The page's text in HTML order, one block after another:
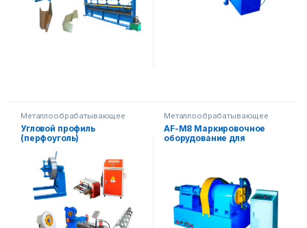
Металлообрабатывающее
оборудование
оборудование
Угловой профиль
(перфоуголь)
производства
Металлообрабатывающее
оборудование
AF-M8 Маркировочное
оборудование для